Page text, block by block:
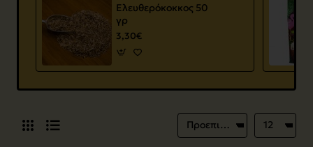
Ελευθερόκοκκος 50
γρ
3,30€